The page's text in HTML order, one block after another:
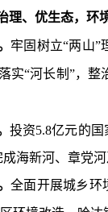
理、优生态，环
牢固树立“两山
实“河长制”，整
投资5.8亿元的国
成海新河、章党
全面开展城乡环